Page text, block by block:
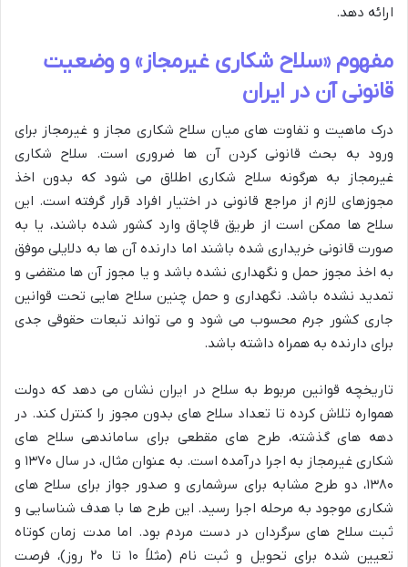
ارائه دهد.
مفهوم «سلاح شکاری غیرمجاز» و وضعیت
قانونی آن در ایران
درک ماهیت و تفاوت های میان سلاح شکاری مجاز و غیرمجاز برای
ورود به بحث قانونی کردن آن ها ضروری است. سلاح شکاری
غیرمجاز به هرگونه سلاح شکاری اطلاق می شود که بدون اخذ
مجوزهای لازم از مراجع قانونی در اختیار افراد قرار گرفته است. این
سلاح ها ممکن است از طریق قاچاق وارد کشور شده باشند، یا به
صورت قانونی خریداری شده باشند اما دارنده آن ها به دلایلی موفق
به اخذ مجوز حمل و نگهداری نشده باشد و یا مجوز آن ها منقضی و
تمدید نشده باشد. نگهداری و حمل چنین سلاح هایی تحت قوانین
جاری کشور جرم محسوب می شود و می تواند تبعات حقوقی جدی
برای دارنده به همراه داشته باشد.
تاریخچه قوانین مربوط به سلاح در ایران نشان می دهد که دولت
همواره تلاش کرده تا تعداد سلاح های بدون مجوز را کنترل کند. در
دهه های گذشته، طرح های مقطعی برای ساماندهی سلاح های
شکاری غیرمجاز به اجرا درآمده است. به عنوان مثال، در سال ۱۳۷۰ و
۱۳۸۰، دو طرح مشابه برای سرشماری و صدور جواز برای سلاح های
شکاری موجود به مرحله اجرا رسید. این طرح ها با هدف شناسایی و
ثبت سلاح های سرگردان در دست مردم بود. اما مدت زمان کوتاه
تعیین شده برای تحویل و ثبت نام (مثلاً ۱۰ تا ۲۰ روز)، فرصت